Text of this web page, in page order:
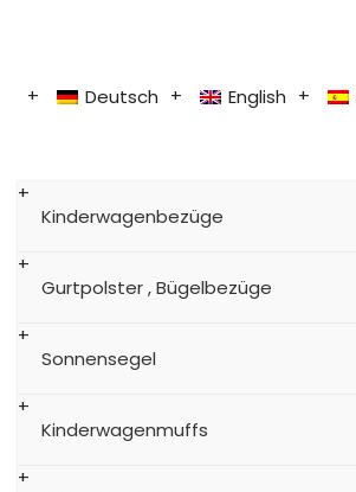
Deutsch English
Kinderwagenbezüge
Gurtpolster , Bügelbezüge
Sonnensegel
Kinderwagenmuffs